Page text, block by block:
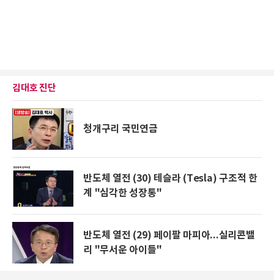
김대호 진단
청개구리 국민연금
반도체 열전 (30) 테슬라 (Tesla) 구조적 한
계 "심각한 성장통"
반도체 열전 (29) 페이팔 마피아...실리콘밸
리 "무서운 아이들"